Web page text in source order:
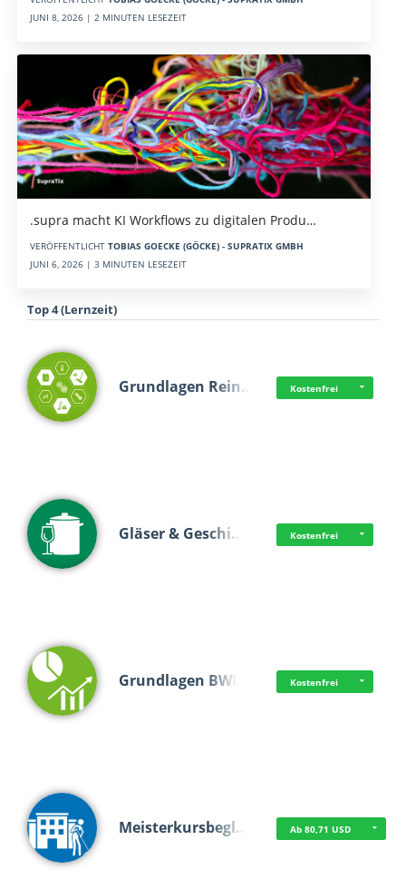
JUNI 8, 2026 | 2 MINUTEN LESEZEIT
.supra macht KI Workflows zu digitalen Produ…
VERÖFFENTLICHT TOBIAS GOECKE (GÖCKE) - SUPRATIX GMBH
JUNI 6, 2026 | 3 MINUTEN LESEZEIT
Top 4 (Lernzeit)
Grundlagen Rein… Kostenfrei
Gläser & Geschi… Kostenfrei
Grundlagen BWL Kostenfrei
Meisterkursbegl… Ab 80,71 USD